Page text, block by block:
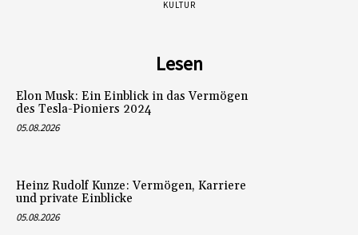
KULTUR
Lesen
Elon Musk: Ein Einblick in das Vermögen
des Tesla-Pioniers 2024
05.08.2026
Heinz Rudolf Kunze: Vermögen, Karriere
und private Einblicke
05.08.2026